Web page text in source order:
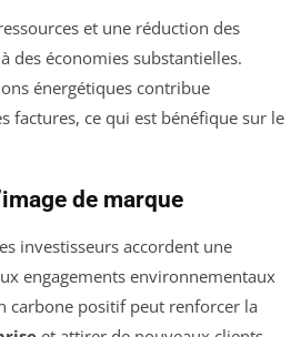
et une réduction des
des économies substantielles.
énergétiques contribue
factures, ce qui est bénéfique sur le
de marque
investisseurs accordent une
engagements environnementaux
carbone positif peut renforcer la